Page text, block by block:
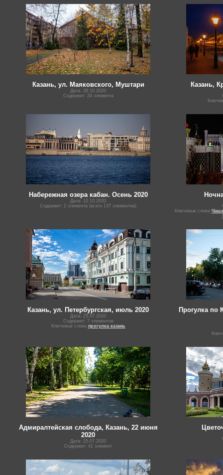
Казань, ул. Маяковского, Муштари
Дата: 28.10.2020
Содержит: 24 элемента
Казань,
Набережная озера кабан. Осень 2020
Дата: 10.10.2020
Содержит: 2 элемента (всего 137 элементов)
Ключевые слова Чаша
Казань, ул. Петербургская, июль 2020
Дата: 25.07.2020
Содержит: 7 элементов
Ключевые слова прогулка казань
Прогулка по
Адмиралтейская слобода, Казань, 22 июня
2020
Дата: 25.07.2020
Содержит: 41 элемент